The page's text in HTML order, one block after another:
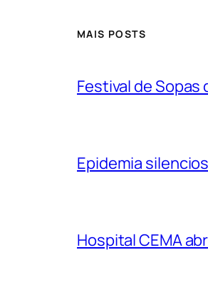
MAIS POSTS
Festival de Sopas
Epidemia
Hospital CEMA